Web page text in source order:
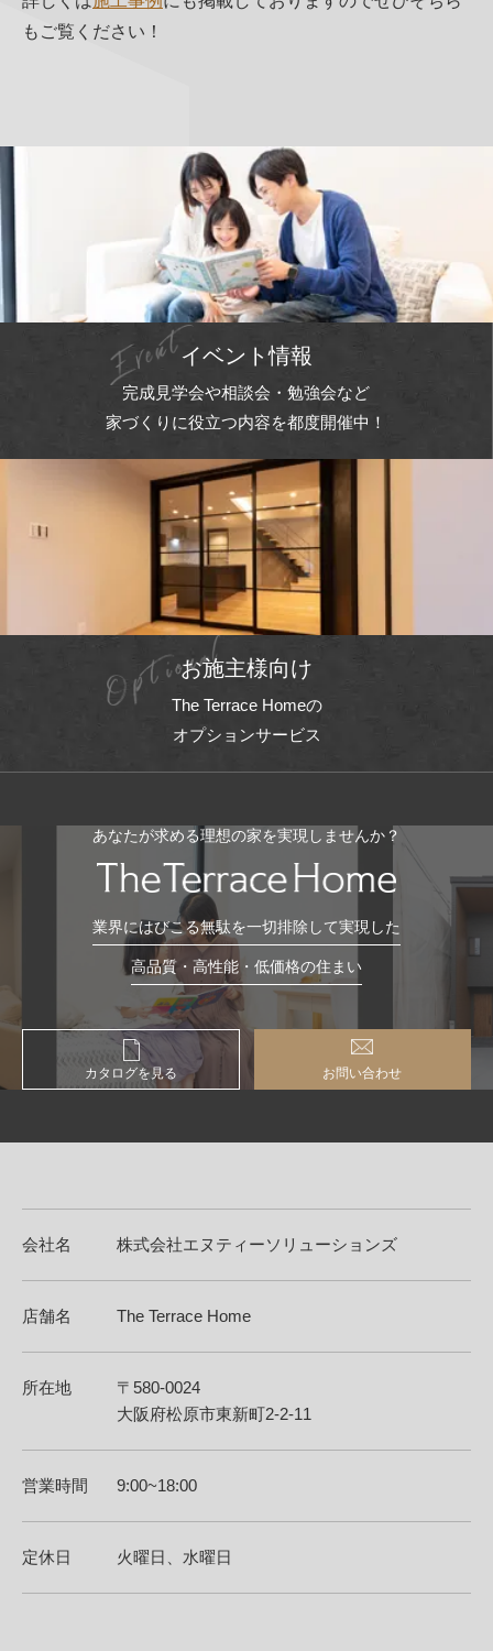
もご覧ください！
イベント情報
完成見学会や相談会・勉強会など
家づくりに役立つ内容を都度開催中！
お施主様向け
The Terrace Homeの
オプションサービス
あなたが求める理想の家を実現しませんか？
業界にはびこる無駄を一切排除して実現した
高品質・高性能・低価格の住まい
カタログを見る お問い合わせ
会社名 株式会社エヌティーソリューションズ
店舗名 The Terrace Home
所在地
〒580-0024
大阪府松原市東新町2-2-11
営業時間 9:00~18:00
定休日 火曜日、水曜日